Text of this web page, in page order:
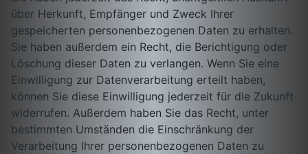
über Herkunft, Empfänger und Zweck Ihrer
gespeicherten personenbezogenen Daten zu erhalten.
Sie haben außerdem ein Recht, die Berichtigung oder
Löschung dieser Daten zu verlangen. Wenn Sie eine
Einwilligung zur Datenverarbeitung erteilt haben,
können Sie diese Einwilligung jederzeit für die Zukunft
widerrufen. Außerdem haben Sie das Recht, unter
bestimmten Umständen die Einschränkung der
Verarbeitung Ihrer personenbezogenen Daten zu